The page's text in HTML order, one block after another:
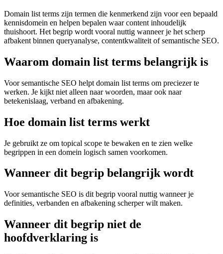
Domain list terms zijn termen die kenmerkend zijn voor een bepaald
kennisdomein en helpen bepalen waar content inhoudelijk
thuishoort. Het begrip wordt vooral nuttig wanneer je het scherp
afbakent binnen queryanalyse, contentkwaliteit of semantische SEO.
Waarom domain list terms belangrijk is
Voor semantische SEO helpt domain list terms om preciezer te
werken. Je kijkt niet alleen naar woorden, maar ook naar
betekenislaag, verband en afbakening.
Hoe domain list terms werkt
Je gebruikt ze om topical scope te bewaken en te zien welke
begrippen in een domein logisch samen voorkomen.
Wanneer dit begrip belangrijk wordt
Voor semantische SEO is dit begrip vooral nuttig wanneer je
definities, verbanden en afbakening scherper wilt maken.
Wanneer dit begrip niet de
hoofdverklaring is